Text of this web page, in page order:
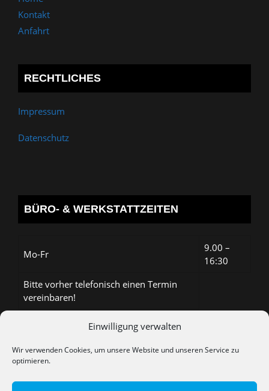
Einwilligung verwalten
Wir verwenden Cookies, um unsere Website und unseren Service zu
optimieren.
Kontakt
Anfahrt
RECHTLICHES
Impressum
Datenschutz
BÜRO- & WERKSTATTZEITEN
Mo-Fr
9.00 –
16:30
Bitte vorher telefonisch einen Termin
vereinbaren!
Termine nur nach telefonischer Vereinbarung: